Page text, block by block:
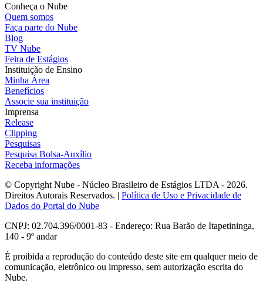
Conheça o Nube
Quem somos
Faça parte do Nube
Blog
TV Nube
Feira de Estágios
Instituição de Ensino
Minha Área
Benefícios
Associe sua instituição
Imprensa
Release
Clipping
Pesquisas
Pesquisa Bolsa-Auxílio
Receba informações
© Copyright Nube - Núcleo Brasileiro de Estágios LTDA - 2026.
Direitos Autorais Reservados. | Política de Uso e Privacidade de
Dados do Portal do Nube
CNPJ: 02.704.396/0001-83 - Endereço: Rua Barão de Itapetininga,
140 - 9º andar
É proibida a reprodução do conteúdo deste site em qualquer meio de
comunicação, eletrônico ou impresso, sem autorização escrita do
Nube.